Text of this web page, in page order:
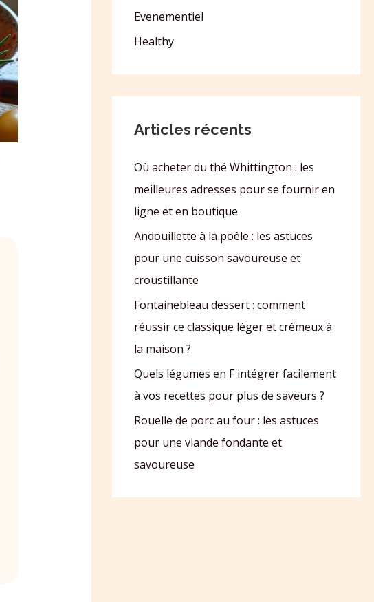
Evenementiel
Healthy
Articles récents
Où acheter du thé Whittington : les
meilleures adresses pour se fournir en
ligne et en boutique
Andouillette à la poêle : les astuces
pour une cuisson savoureuse et
croustillante
Fontainebleau dessert : comment
réussir ce classique léger et crémeux à
la maison ?
Quels légumes en F intégrer facilement
à vos recettes pour plus de saveurs ?
Rouelle de porc au four : les astuces
pour une viande fondante et
savoureuse